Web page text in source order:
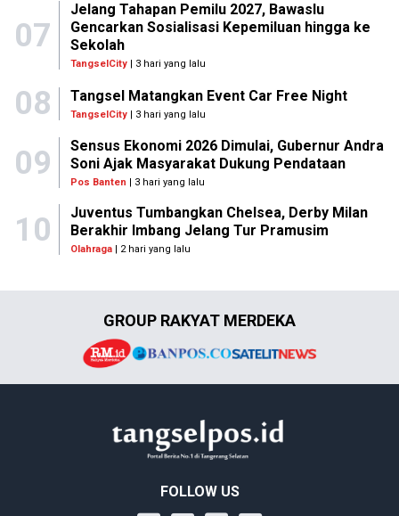
07
Jelang Tahapan Pemilu 2027, Bawaslu
Gencarkan Sosialisasi Kepemiluan hingga ke
Sekolah
TangselCity| 3 hari yang lalu
08 Tangsel Matangkan Event Car Free Night
TangselCity | 3 hari yang lalu
09
Sensus Ekonomi 2026 Dimulai, Gubernur Andra
Soni Ajak Masyarakat Dukung Pendataan
Pos Banten | 3 hari yang lalu
10
Juventus Tumbangkan Chelsea, Derby Milan
Berakhir Imbang Jelang Tur Pramusim
Olahraga| 2 hari yang lalu
GROUP RAKYAT MERDEKA
FOLLOW US